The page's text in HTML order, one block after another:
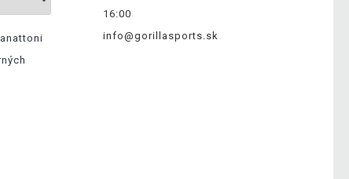
16:00
info@gorillasports.sk